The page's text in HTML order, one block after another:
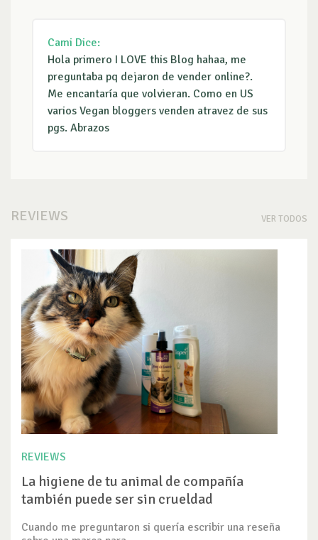
Cami Dice:
Hola primero I LOVE this Blog hahaa, me
preguntaba pq dejaron de vender online?.
Me encantaría que volvieran. Como en US
varios Vegan bloggers venden atravez de sus
pgs. Abrazos
REVIEWS VER TODOS
REVIEWS
La higiene de tu animal de compañía
también puede ser sin crueldad
Cuando me preguntaron si quería escribir una reseña